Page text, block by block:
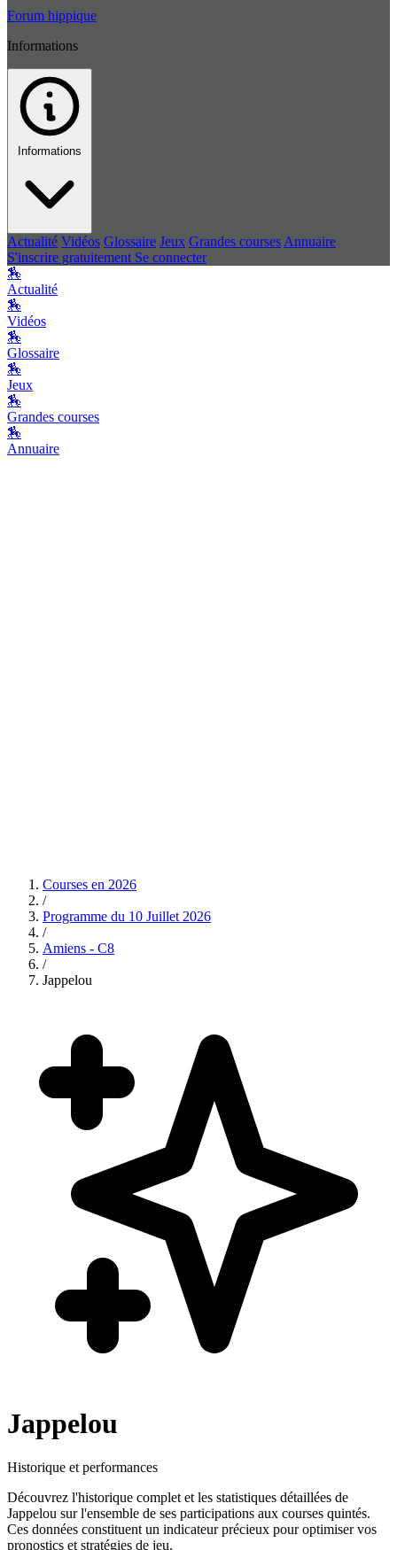
Forum hippique
Informations
Informations
Actualité Vidéos Glossaire Jeux Grandes courses Annuaire
S'inscrire gratuitement Se connecter
🏇
Actualité
🏇
Vidéos
🏇
Glossaire
🏇
Jeux
🏇
Grandes courses
🏇
Annuaire
Courses en 2026
/
Programme du 10 Juillet 2026
/
Amiens - C8
/
Jappelou
Jappelou
Historique et performances
Découvrez l'historique complet et les statistiques détaillées de
Jappelou sur l'ensemble de ses participations aux courses quintés.
Ces données constituent un indicateur précieux pour optimiser vos
pronostics et stratégies de jeu.